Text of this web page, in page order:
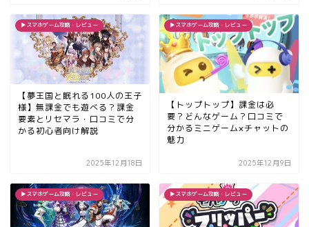
▶︎スマホゲーム攻略・レビュー
【夢王国と眠れる100人の王子
様】無課金でも遊べる？課金
要素とリセマラ・口コミで分
かる初心者向け解説
2025年12月18日
▶︎スマホゲーム攻略・レビュー
【トップトップ】課金は必
要？どんなゲーム？口コミで
分かるミニゲーム×チャットの
魅力
2025年12月9日
▶︎スマホゲーム攻略・レビュー ▶︎スマホゲーム攻略・レビュー